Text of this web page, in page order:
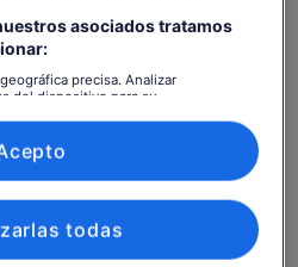
"El Cuello", remoto y aislado
y nocturno por playas y
maorí y europea de
asociados tratamos
precisa. Analizar
del dispositivo para su
personalizados, medición de
de audiencia y desarrollo de
todas